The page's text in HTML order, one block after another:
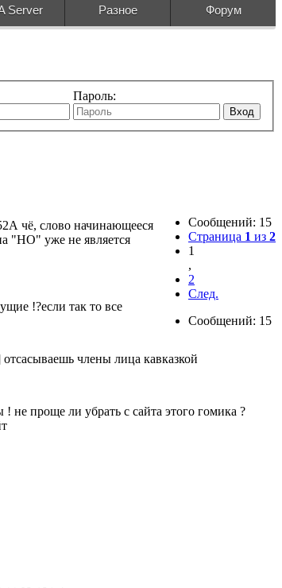
Server Разное Форум
Пароль:
Вход
Сообщений: 15
Страница 1 из 2
1
,
2
След.
Сообщений: 15
А чё, слово начинающееся
"НО" уже не является
!?если так то все
члены лица кавказкой
! не проще ли убрать с сайта этого гомика ?